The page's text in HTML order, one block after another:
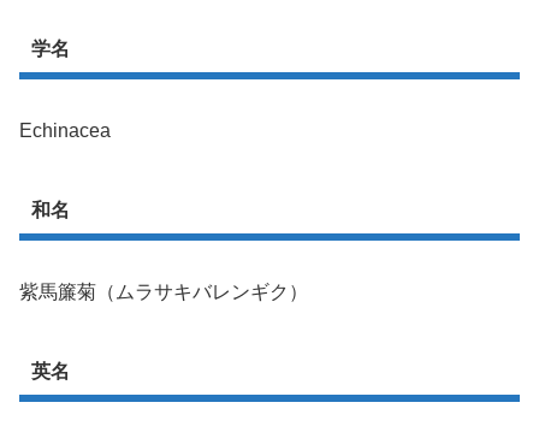
学名
Echinacea
和名
紫馬簾菊（ムラサキバレンギク）
英名